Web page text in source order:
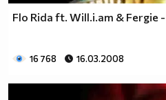
Flo Rida ft. Will.i.am & Fergie
16 768 16.03.2008